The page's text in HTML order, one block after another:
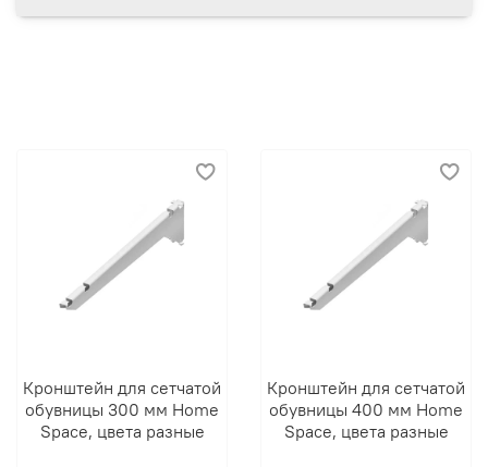
Кронштейн для сетчатой
обувницы 300 мм Home
Space, цвета разные
Кронштейн для сетчатой
обувницы 400 мм Home
Space, цвета разные